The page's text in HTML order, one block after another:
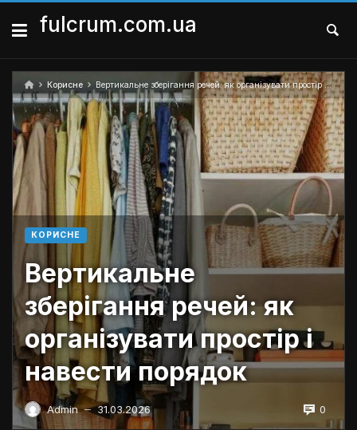
Skip
content
fulcrum.com.ua
Корисне Вертикальне зберігання речей: як організувати простір і навести порядок
КОРИСНЕ
Вертикальне
зберігання речей: як
організувати простір і
навести порядок
Admin — 31.03.2026 0